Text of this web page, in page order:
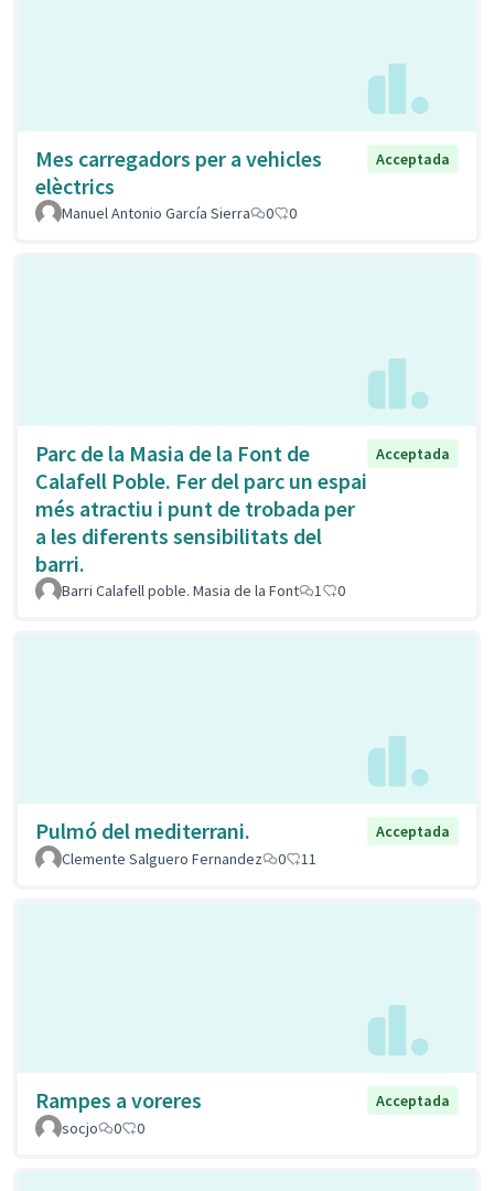
Mes carregadors per a vehicles
elèctrics
Acceptada
Manuel Antonio García Sierra 0 0
Parc de la Masia de la Font de
Calafell Poble. Fer del parc un espai
més atractiu i punt de trobada per
a les diferents sensibilitats del
barri.
Acceptada
Barri Calafell poble. Masia de la Font 1 0
Pulmó del mediterrani.
Acceptada
Clemente Salguero Fernandez
0 11
Rampes a voreres
Acceptada
socjo
0 0